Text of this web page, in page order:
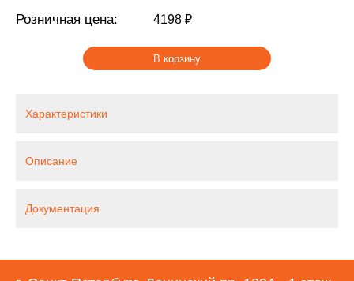
Розничная цена:
4198 ₽
В корзину
Характеристики
Описание
Документация